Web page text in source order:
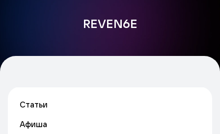
REVEN6E
Статьи
Афиша